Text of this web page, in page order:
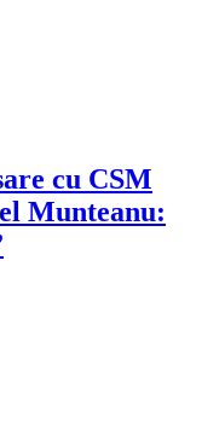
cu CSM
Munteanu: